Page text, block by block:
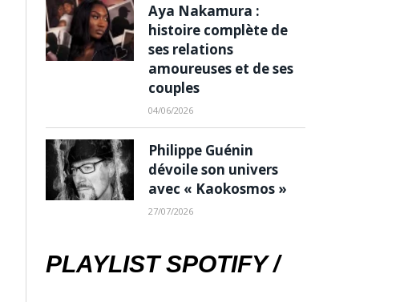
Aya Nakamura :
histoire complète de
ses relations
amoureuses et de ses
couples
04/06/2026
Philippe Guénin
dévoile son univers
avec « Kaokosmos »
27/07/2026
PLAYLIST SPOTIFY /